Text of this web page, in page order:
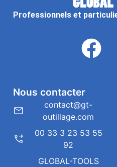
Professionnels et
Nous contacter
contact@gt-
outillage.com
00 33 3 23 53 55
92
GLOBAL-TOOLS